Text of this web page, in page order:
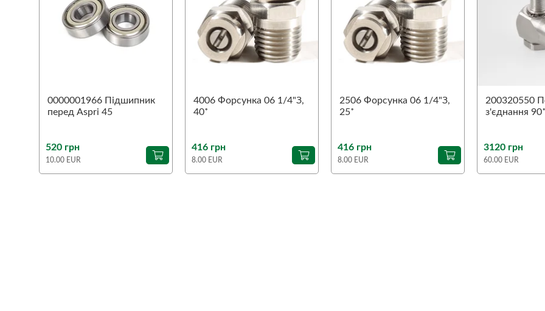
0000001966 Підшипник
перед Aspri 45
520 грн
10.00 EUR
4006 Форсунка 06 1/4"З,
40˚
416 грн
8.00 EUR
2506 Форсунка 06 1/4"З,
25˚
416 грн
8.00 EUR
200320550
з'єднання
3120 грн
60.00 EUR